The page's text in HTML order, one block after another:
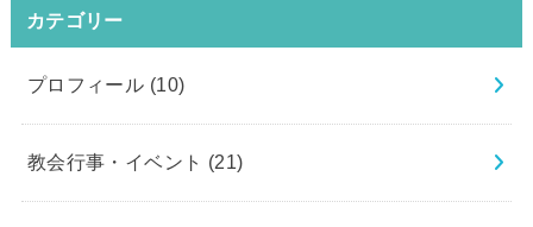
カテゴリー
プロフィール (10)
教会行事・イベント (21)